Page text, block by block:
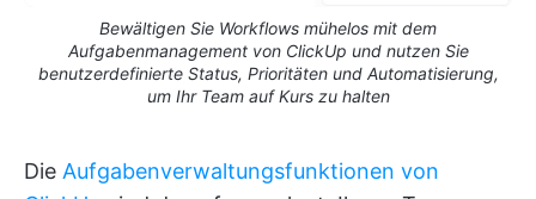
Bewältigen Sie Workflows mühelos mit dem
Aufgabenmanagement von ClickUp und nutzen Sie
benutzerdefinierte Status, Prioritäten und Automatisierung,
um Ihr Team auf Kurs zu halten
Die Aufgabenverwaltungsfunktionen von